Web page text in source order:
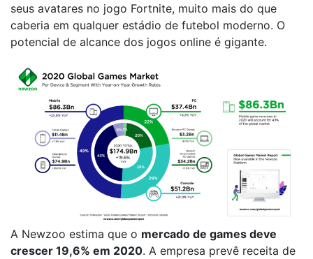
seus avatares no jogo Fortnite, muito mais do que
caberia em qualquer estádio de futebol moderno. O
potencial de alcance dos jogos online é gigante.
A Newzoo estima que o mercado de games deve
crescer 19,6% em 2020. A empresa prevê receita de